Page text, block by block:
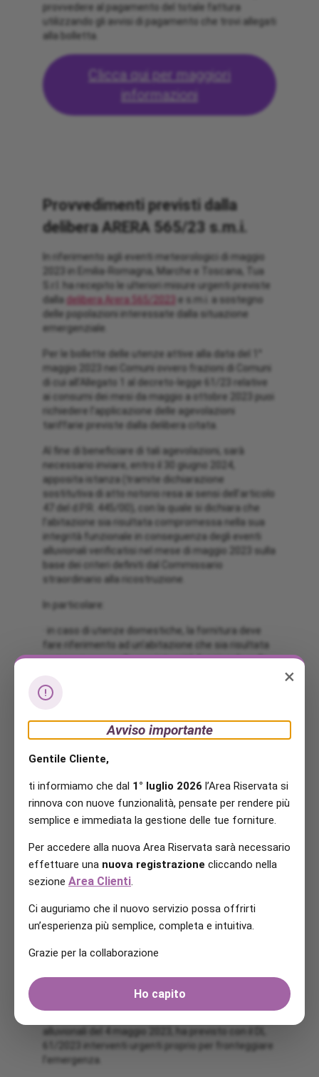
×
Avviso importante
Gentile Cliente,
ti informiamo che dal 1° luglio 2026 l’Area Riservata si
rinnova con nuove funzionalità, pensate per rendere più
semplice e immediata la gestione delle tue forniture.
Per accedere alla nuova Area Riservata sarà necessario
effettuare una nuova registrazione cliccando nella
sezione Area Clienti.
Ci auguriamo che il nuovo servizio possa offrirti
un’esperienza più semplice, completa e intuitiva.
Grazie per la collaborazione
Ho capito
provvedere al pagamento del totale fattura
utilizzando gli avvisi di pagamento che trovi allegati
alla bolletta.
Clicca qui per maggiori
informazioni
Provvedimenti previsti dalla
delibera ARERA 565/23 s.m.i.
In riferimento agli eventi meteorologici di maggio
2023 in Emilia-Romagna, Marche e Toscana, Tua
S.r.l. ha recepito le ulteriori misure urgenti previste
dalla delibera Arera 565/2023
e s.m.i. a sostegno
delle popolazioni interessate dalla situazione
emergenziale.
Per le bollette delle utenze attive alla data del 1°
maggio 2023 nei Comuni ovvero frazioni di Comuni
di cui all’Allegato 1 al decreto-legge 61/23 relative
ai consumi dei mesi da maggio a ottobre 2023 puoi
richiedere l’applicazione delle agevolazioni
tariffarie previste dalla delibera citata.
Al fine di beneficiare di tali agevolazioni, sarà
necessario inviare, entro il 30 giugno 2024,
apposita istanza (tramite dichiarazione
sostitutiva di atto notorio resa ai sensi dell’articolo
47 del d.P.R. 445/00), con la quale si dichiara che
l’abitazione sia risultata compromessa nella sua
integrità funzionale in conseguenza degli eventi
alluvionali verificatisi nel mese di maggio 2023 sulla
base dei criteri definiti dal Commissario
straordinario alla ricostruzione.
In particolare:
· in caso di utenze domestiche, la fornitura deve
fare riferimento ad un’abitazione che sia risultata
compromessa nella sua integrità funzionale sulla
evacuazione o di idonea documentazione
rilasciata dal Comune territorialmente
Scarica il modulo per la
Informativa del 23/6/23
In riferimento agli eventi meteorologici di maggio
2023 in Emilia Romagna, Marche e Toscana, Tua
Srl ha recepito le misure straordinarie previste a
dalla situazione emergenziale.
Il Governo, dopo la dichiarazione dello stato di
alluvionali del 4 maggio 2023, ha previsto con il DL
61/2023 interventi urgenti proprio per fronteggiare
l’emergenza.